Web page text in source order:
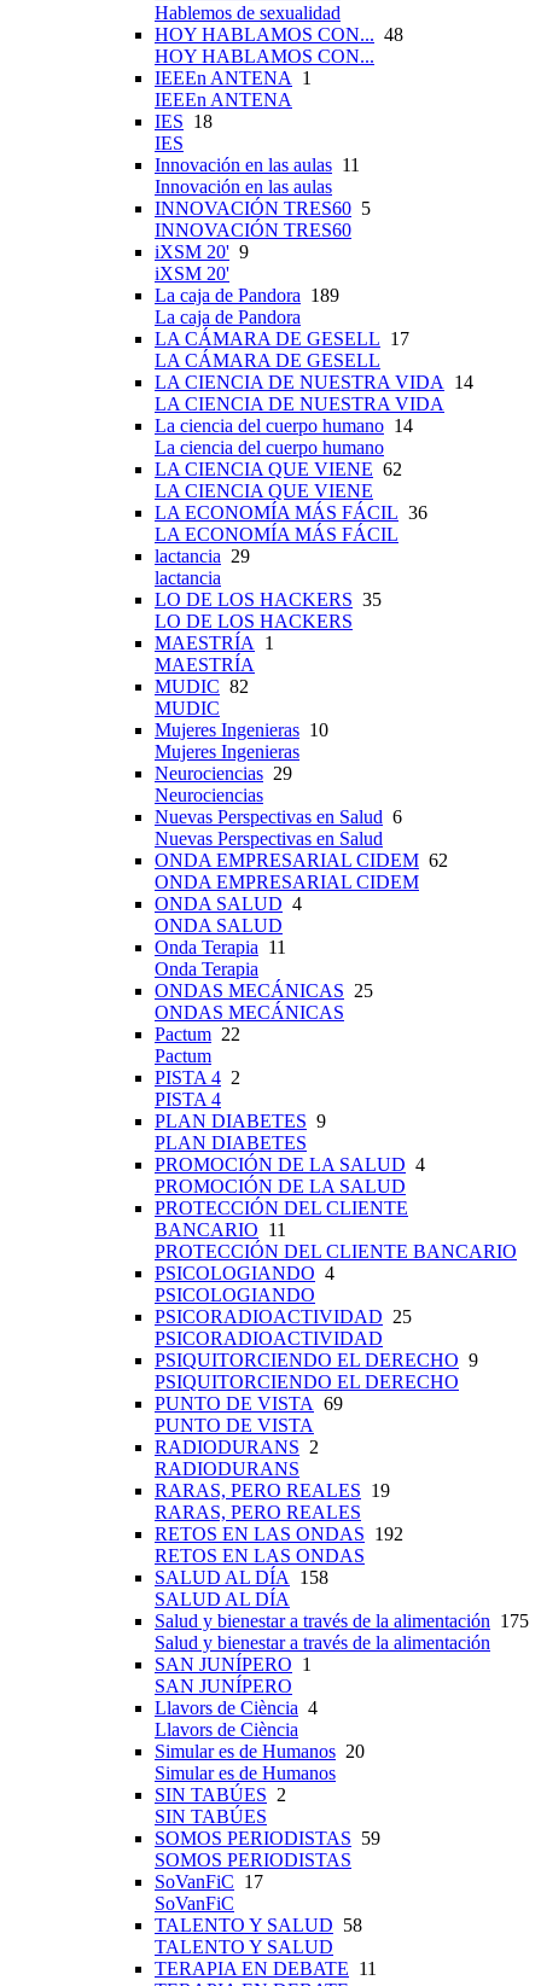
Hablemos de sexualidad
HOY HABLAMOS CON... 48
HOY HABLAMOS CON...
IEEEn ANTENA
1
IEEEn ANTENA
IES 18
IES
Innovación en las aulas 11
Innovación en las aulas
INNOVACIÓN TRES60 5
INNOVACIÓN TRES60
iXSM 20' 9
iXSM 20'
La caja de Pandora 189
La caja de Pandora
LA CÁMARA DE GESELL 17
LA CÁMARA DE GESELL
LA CIENCIA DE NUESTRA VIDA
14
LA CIENCIA DE NUESTRA VIDA
La ciencia del cuerpo humano 14
La ciencia del cuerpo humano
LA CIENCIA QUE VIENE 62
LA CIENCIA QUE VIENE
LA ECONOMÍA MÁS FÁCIL 36
LA ECONOMÍA MÁS FÁCIL
lactancia 29
lactancia
LO DE LOS HACKERS 35
LO DE LOS HACKERS
MAESTRÍA
1
MAESTRÍA
MUDIC 82
MUDIC
Mujeres Ingenieras 10
Mujeres Ingenieras
Neurociencias 29
Neurociencias
Nuevas Perspectivas en Salud 6
Nuevas Perspectivas en Salud
ONDA EMPRESARIAL CIDEM 62
ONDA EMPRESARIAL CIDEM
ONDA SALUD 4
ONDA SALUD
Onda Terapia 11
Onda Terapia
ONDAS MECÁNICAS 25
ONDAS MECÁNICAS
Pactum 22
Pactum
PISTA 4 2
PISTA 4
PLAN DIABETES 9
PLAN DIABETES
PROMOCIÓN DE LA SALUD 4
PROMOCIÓN DE LA SALUD
PROTECCIÓN DEL CLIENTE
BANCARIO 11
PROTECCIÓN DEL CLIENTE BANCARIO
PSICOLOGIANDO 4
PSICOLOGIANDO
PSICORADIOACTIVIDAD 25
PSICORADIOACTIVIDAD
PSIQUITORCIENDO EL DERECHO 9
PSIQUITORCIENDO EL DERECHO
PUNTO DE VISTA 69
PUNTO DE VISTA
RADIODURANS 2
RADIODURANS
RARAS, PERO REALES 19
RARAS, PERO REALES
RETOS EN LAS ONDAS 192
RETOS EN LAS ONDAS
SALUD AL DÍA
158
SALUD AL DÍA
Salud y bienestar a través de la alimentación 175
Salud y bienestar a través de la alimentación
SAN JUNÍPERO 1
SAN JUNÍPERO
Llavors de Ciència 4
Llavors de Ciència
Simular es de Humanos 20
Simular es de Humanos
SIN TABÚES 2
SIN TABÚES
SOMOS PERIODISTAS 59
SOMOS PERIODISTAS
SoVanFiC 17
SoVanFiC
TALENTO Y SALUD 58
TALENTO Y SALUD
TERAPIA EN DEBATE 11